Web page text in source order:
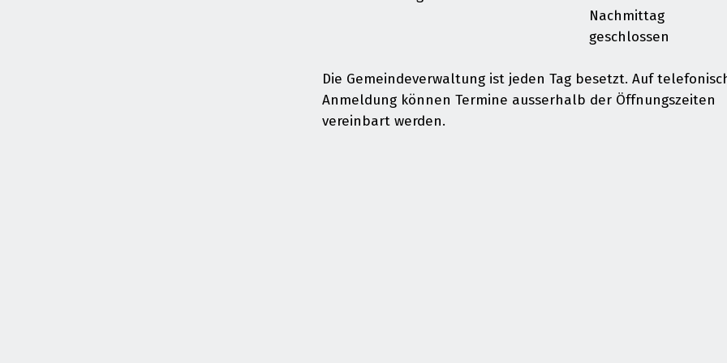
Nachmittag
geschlossen
Die Gemeindeverwaltung ist jeden Tag besetzt. Auf
Anmeldung können Termine ausserhalb der Öffnungszeiten
vereinbart werden.